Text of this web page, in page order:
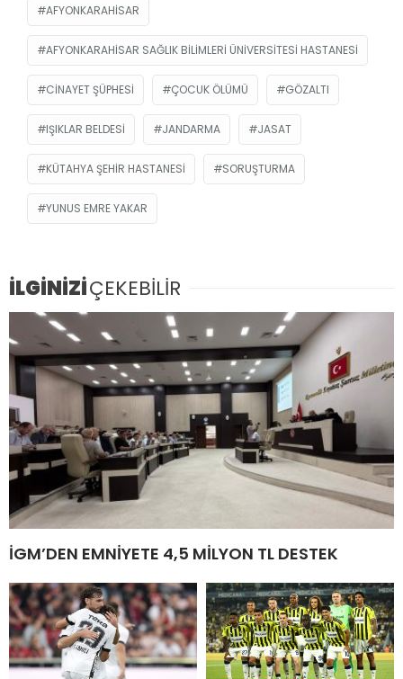
AFYONKARAHISAR
AFYONKARAHISAR SAĞLIK BILIMLERI ÜNIVERSITESI HASTANESİ
CINAYET ŞÜPHESI ÇOCUK ÖLÜMÜ GÖZALTI
IŞIKLAR BELDESI JANDARMA JASAT
KÜTAHYA ŞEHIR HASTANESI SORUŞTURMA
YUNUS EMRE YAKAR
İLGİNİZİÇEKEBİLİR
İGM’DEN EMNİYETE 4,5 MİLYON TL DESTEK